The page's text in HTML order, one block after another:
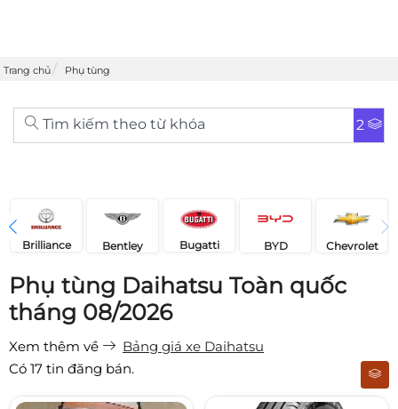
Trang chủ Phụ tùng
Tìm kiếm theo từ khóa 2
Brilliance Bentley Bugatti BYD Chevrolet
Phụ tùng Daihatsu Toàn quốc
tháng 08/2026
Xem thêm về
Bảng giá xe Daihatsu
Có 17 tin đăng bán.